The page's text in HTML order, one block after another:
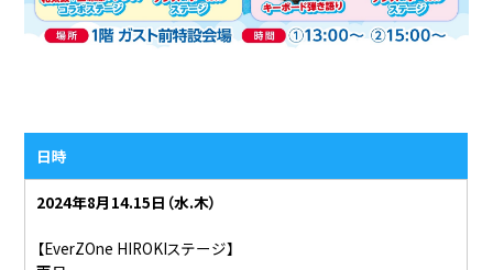
日時
2024年8月14.15日（水.木）
【EverZOne HIROKIステージ】